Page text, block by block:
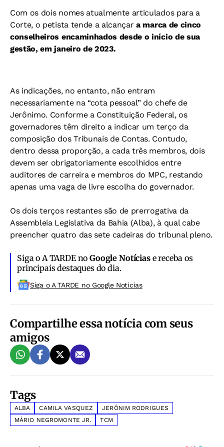
Com os dois nomes atualmente articulados para a
Corte, o petista tende a alcançara marca de cinco
conselheiros encaminhados desde o início de sua
gestão, em janeiro de 2023.
As indicações, no entanto, não entram
necessariamente na “cota pessoal” do chefe de
Jerônimo. Conforme a Constituição Federal, os
governadores têm direito a indicar um terço da
composição dos Tribunais de Contas. Contudo,
dentro dessa proporção, a cada três membros, dois
devem ser obrigatoriamente escolhidos entre
auditores de carreira e membros do MPC, restando
apenas uma vaga de livre escolha do governador.
Os dois terços restantes são de prerrogativa da
Assembleia Legislativa da Bahia (Alba), à qual cabe
preencher quatro das sete cadeiras do tribunal pleno.
Siga o A TARDE noGoogle Notíciase receba os
principais destaques do dia.
Siga o A TARDE no Google Noticias
Compartilhe essa notícia com seus
amigos
Tags
ALBA CAMILA VASQUEZ
JERÔNIM RODRIGUES
MÁRIO NEGROMONTE JR.
TCM